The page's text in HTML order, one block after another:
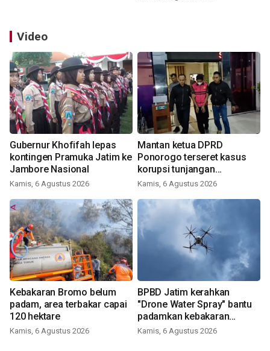
Video
Gubernur Khofifah lepas
kontingen Pramuka Jatim ke
Jambore Nasional
Kamis, 6 Agustus 2026
Mantan ketua DPRD
Ponorogo terseret kasus
korupsi tunjangan
perumahan
Kamis, 6 Agustus 2026
Kebakaran Bromo belum
padam, area terbakar capai
120 hektare
Kamis, 6 Agustus 2026
BPBD Jatim kerahkan
"Drone Water Spray" bantu
padamkan kebakaran
Bromo
Kamis, 6 Agustus 2026